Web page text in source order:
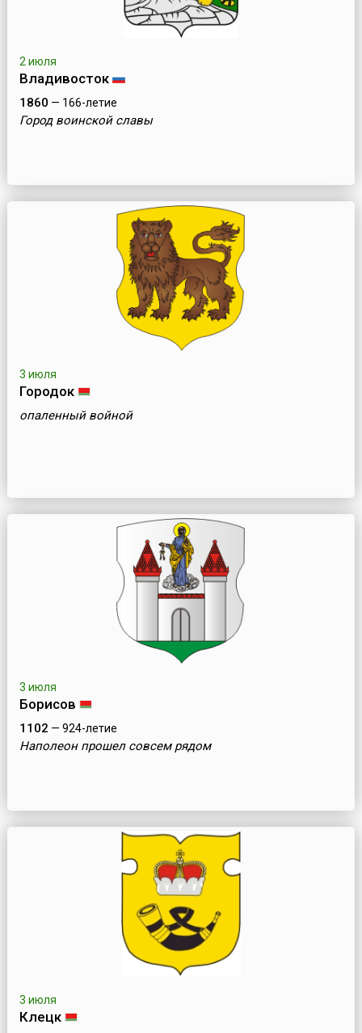
2 июля
Владивосток
1860 — 166-летие
Город воинской славы
3 июля
Городок
опаленный войной
3 июля
Борисов
1102 — 924-летие
Наполеон прошел совсем рядом
3 июля
Клецк